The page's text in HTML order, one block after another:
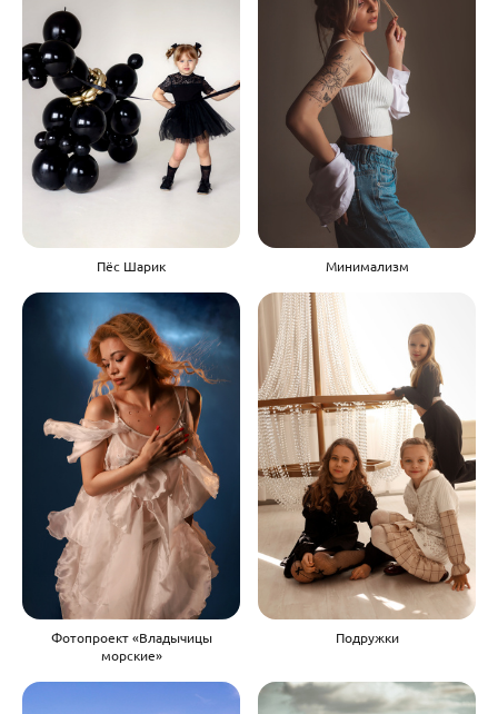
Пёс Шарик Минимализм
Фотопроект «Владычицы
морские»
Подружки